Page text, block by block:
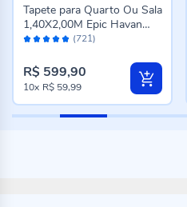
Avaliação: (721)
Tapete para Quarto Ou Sala
1,40X2,00M Epic Havan
Casa - Cinza Novo
R$ 599,90
10x R$ 59,99